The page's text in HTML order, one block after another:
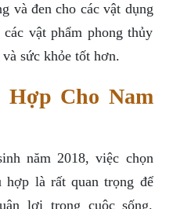
và đen cho các vật dụng
vật phẩm phong thủy
sức khỏe tốt hơn.
Hợp Cho Nam
năm 2018, việc chọn
hợp là rất quan trọng để
lợi trong cuộc sống.